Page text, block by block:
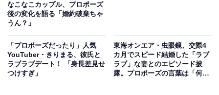
なこなこカップル、プロポーズ
後の変化を語る「婚約破棄ちゃ
うん？」
「プロポーズだったり」人気
YouTuber・きりまる、彼氏と
ラブラブデート！ 「身長差見せ
つけすぎ」
東海オンエア・虫眼鏡、交際4
カ月でスピード結婚した「ラブ
ラブ」な妻とのエピソード披
露。プロポーズの言葉は「何て